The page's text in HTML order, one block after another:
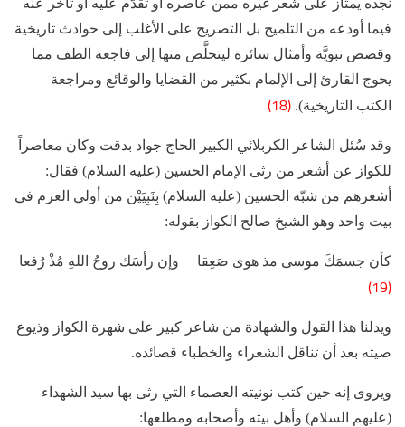
فيما أودعه من التلميح بل التصريح على الأغلب إلى حوادث تاريخية
وقصص نبويَّة وأمثال سائرة ليتخلَّص منها إلى فاجعة الطف مما
يحوج القارئ إلى الإلمام بكثير من القضايا والوقائع ومراجعة
الكتب التاريخية). (18)
وقد سُئل الشاعر الكربلائي الكبير الحاج جواد بدقت وكان معاصراً
للكواز عن أشعر من رثى الإمام الحسين (عليه السلام) فقال:
أشعرهم من شبّه الحسين (عليه السلام) بِنَبِيَيْن من أولي العزم في
بيت واحد وهو الشيخ صالح الكواز بقوله:
كأن جسمَكَ موسى مذ هوى صَعِقا وإن رأسَك روحُ اللهِ مُذْ رُفعا
(19)
ويدلنا هذا القول والشهادة من شاعر كبير على شهرة الكواز وذيوع
صيته بعد أن تناقل الشعراء والخطباء قصائده.
ويروى إنه حين كتب نونيته العصماء التي رثى بها سيد الشهداء
(عليهم السلام) وأهل بيته وأصحابه ومطلعها: